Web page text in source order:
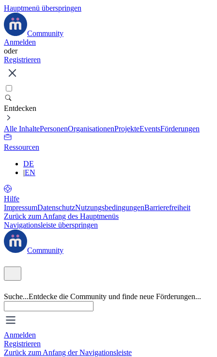
Hauptmenü überspringen
Community
Anmelden
oder
Registrieren
Entdecken
Alle InhaltePersonenOrganisationenProjekteEventsFörderungen
Ressourcen
DE
|EN
Hilfe
ImpressumDatenschutzNutzungsbedingungenBarrierefreiheit
Zurück zum Anfang des Hauptmenüs
Navigationsleiste überspringen
Community
Suche...Entdecke die Community und finde neue Förderungen...
Anmelden
Registrieren
Zurück zum Anfang der Navigationsleiste